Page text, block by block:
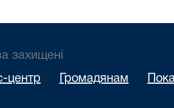
захищені
центр Громадянам